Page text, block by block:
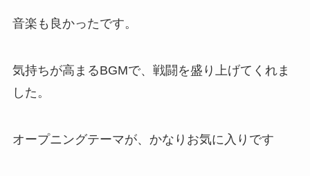
音楽も良かったです。
気持ちが高まるBGMで、戦闘を盛り上げてくれま
した。
オープニングテーマが、かなりお気に入りです